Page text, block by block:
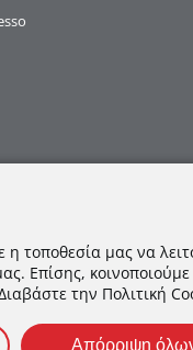
τοποθεσία μας να
Επίσης,
την Πολιτική
Απόρριψη